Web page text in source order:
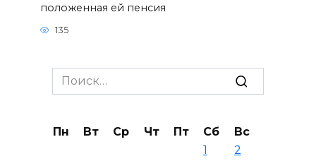
положенная ей пенсия
135
Search
for:
Пн Вт Ср Чт Пт Сб
Вс
1
2